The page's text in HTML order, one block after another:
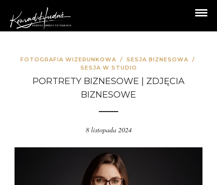
FOTOGRAFIA WIZERUNKOWA / SESJA BIZNESOWA /
SESJA W STUDIO
PORTRETY BIZNESOWE | ZDJĘCIA
BIZNESOWE
8 listopada 2024